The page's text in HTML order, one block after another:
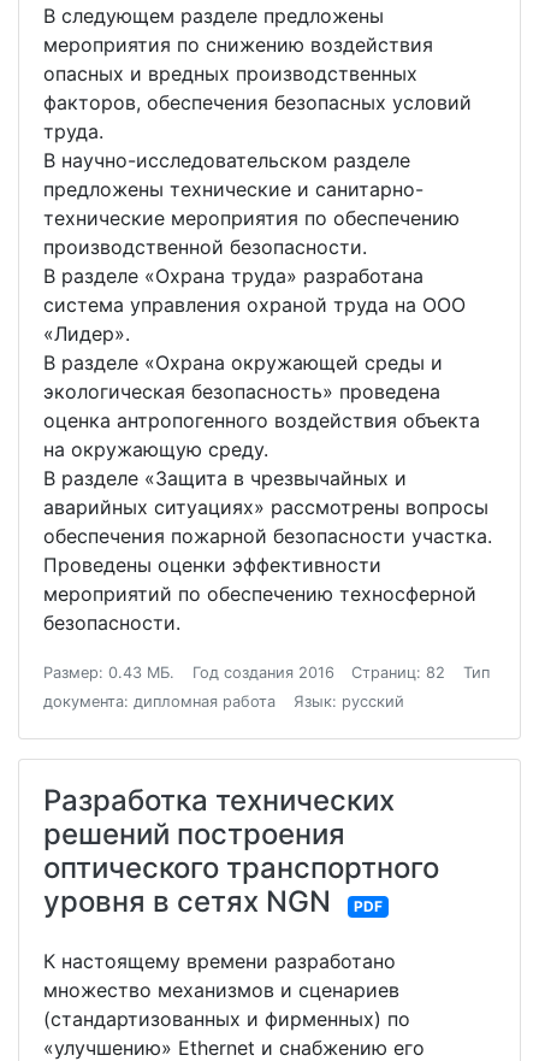
В следующем разделе предложены
мероприятия по снижению воздействия
опасных и вредных производственных
факторов, обеспечения безопасных условий
труда.
В научно-исследовательском разделе
предложены технические и санитарно-
технические мероприятия по обеспечению
производственной безопасности.
В разделе «Охрана труда» разработана
система управления охраной труда на ООО
«Лидер».
В разделе «Охрана окружающей среды и
экологическая безопасность» проведена
оценка антропогенного воздействия объекта
на окружающую среду.
В разделе «Защита в чрезвычайных и
аварийных ситуациях» рассмотрены вопросы
обеспечения пожарной безопасности участка.
Проведены оценки эффективности
мероприятий по обеспечению техносферной
безопасности.
Размер: 0.43 МБ. Год создания 2016 Страниц: 82
Тип
документа: дипломная работа
Язык: русский
Разработка технических
решений построения
оптического транспортного
уровня в сетях NGN
PDF
К настоящему времени разработано
множество механизмов и сценариев
(стандартизованных и фирменных) по
«улучшению» Ethernet и снабжению его